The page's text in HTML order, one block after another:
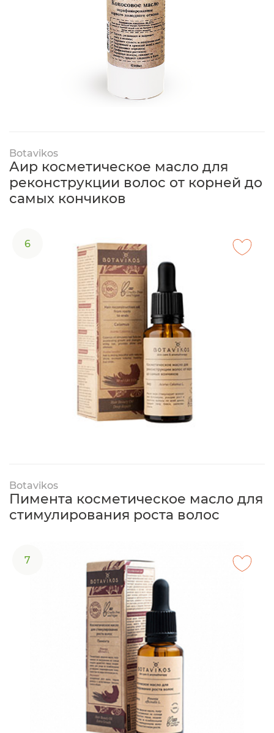
Botavikos
Аир косметическое масло для
реконструкции волос от корней до
самых кончиков
6
Botavikos
Пимента косметическое масло для
стимулирования роста волос
7